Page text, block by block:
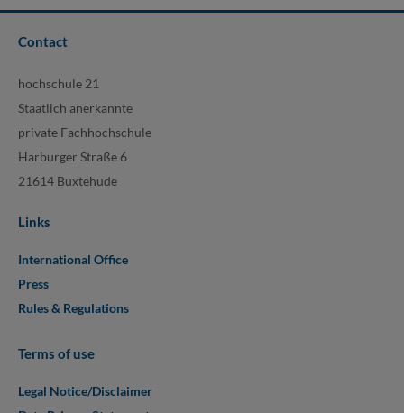
Contact
hochschule 21
Staatlich anerkannte
private Fachhochschule
Harburger Straße 6
21614 Buxtehude
Links
International Office
Press
Rules & Regulations
Terms of use
Legal Notice/Disclaimer